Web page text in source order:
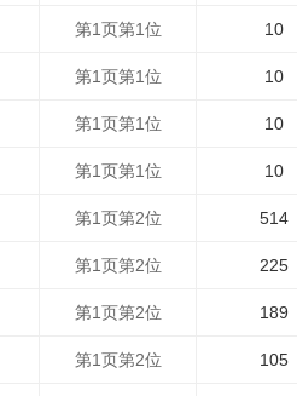
第1页第1位 10
第1页第1位 10
第1页第1位 10
第1页第1位 10
第1页第2位 514
第1页第2位 225
第1页第2位 189
第1页第2位 105